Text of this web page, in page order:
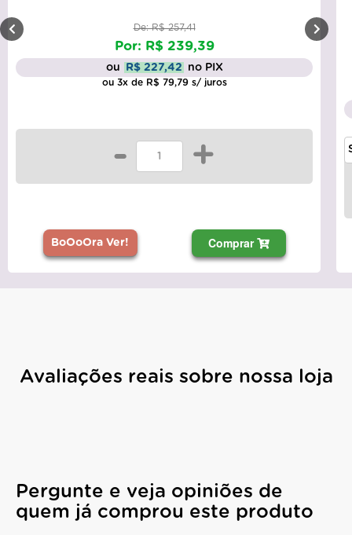
De: R$ 257,41
Por: R$ 239,39
ou R$ 227,42 no PIX
ou 3x de R$ 79,79 s/ juros
- +
BoOoOra Ver! Comprar
Avaliações reais sobre nossa loja
Pergunte e veja opiniões de
quem já comprou este produto